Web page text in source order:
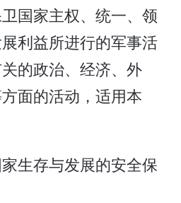
国家主权、统一、领
利益所进行的军事活
的政治、经济、外
面的活动，适用本
生存与发展的安全保